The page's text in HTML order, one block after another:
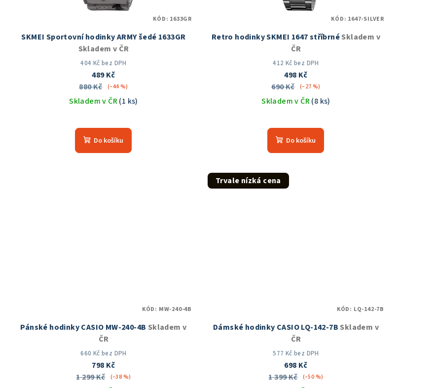
SKMEI Sportovní hodinky ARMY šedé 1633GR
Skladem v ČR
404 Kč bez DPH
489 Kč
880 Kč
(–44 %)
Skladem v ČR(1 ks)
hodnocení
produktu
je
Do košíku
KÓD: 1633GR
Retro hodinky SKMEI 1647 stříbrnéSkladem v
ČR
412 Kč bez DPH
498 Kč
690 Kč
(–27 %)
Skladem v ČR(8 ks)
hodnocení
produktu
je
Do košíku
KÓD: 1647-SILVER
Pánské hodinky CASIO MW-240-4B Skladem v
ČR
660 Kč bez DPH
798 Kč
1 299 Kč
(–38 %)
KÓD: MW-240-4B
Trvale nízká cena
Dámské hodinky CASIO LQ-142-7B Skladem v
ČR
577 Kč bez DPH
698 Kč
1 399 Kč
(–50 %)
KÓD: LQ-142-7B